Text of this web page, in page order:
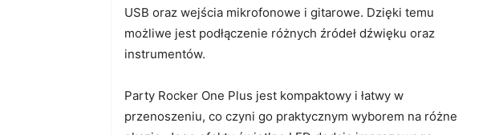
USB oraz wejścia mikrofonowe i gitarowe. Dzięki temu
możliwe jest podłączenie różnych źródeł dźwięku oraz
instrumentów.
Party Rocker One Plus jest kompaktowy i łatwy w
przenoszeniu, co czyni go praktycznym wyborem na różne